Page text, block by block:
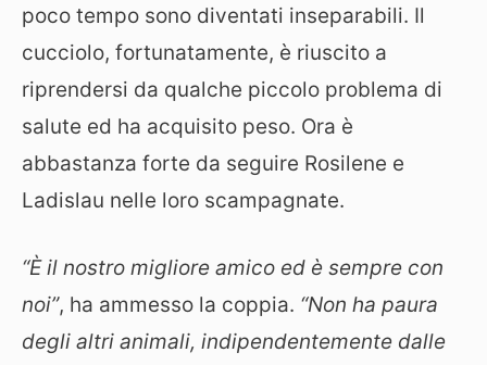
poco tempo sono diventati inseparabili. Il
cucciolo, fortunatamente, è riuscito a
riprendersi da qualche piccolo problema di
salute ed ha acquisito peso. Ora è
abbastanza forte da seguire Rosilene e
Ladislau nelle loro scampagnate.
“È il nostro migliore amico ed è sempre con
noi”, ha ammesso la coppia. “Non ha paura
degli altri animali, indipendentemente dalle